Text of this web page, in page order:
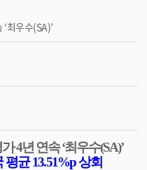
최우수(SA)’
가4년 연속‘최우수(SA)’
평균13.51%p상회